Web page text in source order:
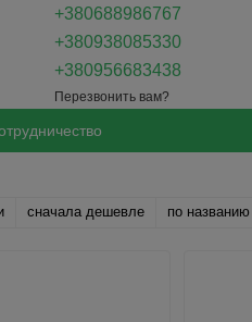
+380688986767
+380938085330
+380956683438
Перезвонить вам?
сначала дешевле по названию